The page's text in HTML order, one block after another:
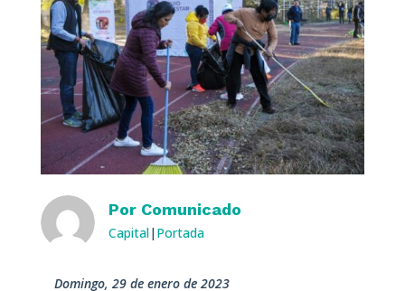
Por Comunicado
Capital| Portada
domingo, 29 de enero de 2023